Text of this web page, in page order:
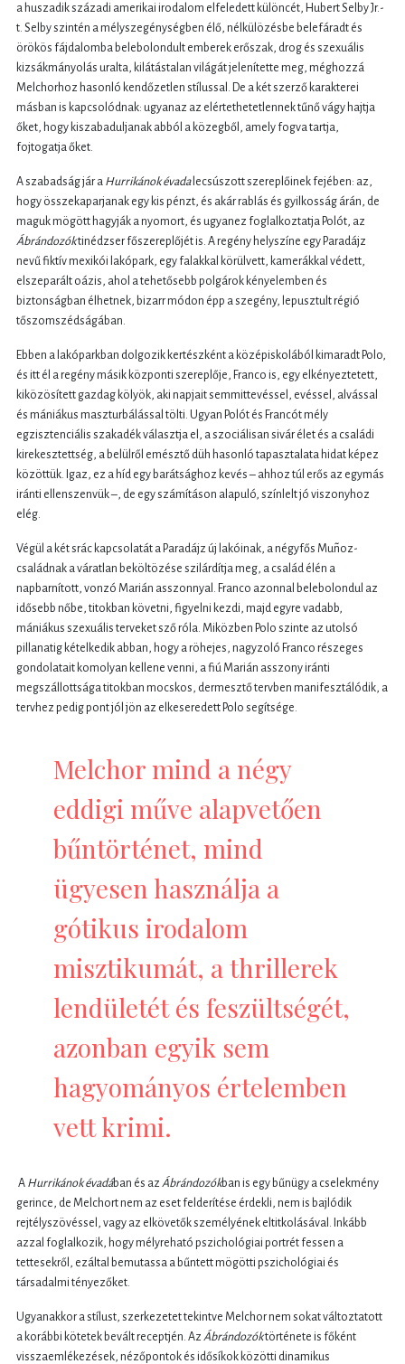
a huszadik századi amerikai irodalom elfeledett különcét, Hubert Selby Jr.-
t. Selby szintén a mélyszegénységben élő, nélkülözésbe belefáradt és
örökös fájdalomba belebolondult emberek erőszak, drog és szexuális
kizsákmányolás uralta, kilátástalan világát jelenítette meg, méghozzá
Melchorhoz hasonló kendőzetlen stílussal. De a két szerző karakterei
másban is kapcsolódnak: ugyanaz az elértethetetlennek tűnő vágy hajtja
őket, hogy kiszabaduljanak abból a közegből, amely fogva tartja,
fojtogatja őket.
A szabadság jár a Hurrikánok évadalecsúszott szereplőinek fejében: az,
hogy összekaparjanak egy kis pénzt, és akár rablás és gyilkosság árán, de
maguk mögött hagyják a nyomort, és ugyanez foglalkoztatja Polót, az
Ábrándozóktinédzser főszereplőjét is. A regény helyszíne egy Paradájz
nevű fiktív mexikói lakópark, egy falakkal körülvett, kamerákkal védett,
elszeparált oázis, ahol a tehetősebb polgárok kényelemben és
biztonságban élhetnek, bizarr módon épp a szegény, lepusztult régió
tőszomszédságában.
Ebben a lakóparkban dolgozik kertészként a középiskolából kimaradt Polo,
és itt él a regény másik központi szereplője, Franco is, egy elkényeztetett,
kiközösített gazdag kölyök, aki napjait semmittevéssel, evéssel, alvással
és mániákus maszturbálással tölti. Ugyan Polót és Francót mély
egzisztenciális szakadék választja el, a szociálisan sivár élet és a családi
kirekesztettség, a belülről emésztő düh hasonló tapasztalata hidat képez
közöttük. Igaz, ez a híd egy barátsághoz kevés – ahhoz túl erős az egymás
iránti ellenszenvük –, de egy számításon alapuló, színlelt jó viszonyhoz
elég.
Végül a két srác kapcsolatát a Paradájz új lakóinak, a négyfős Muñoz-
családnak a váratlan beköltözése szilárdítja meg, a család élén a
napbarnított, vonzó Marián asszonnyal. Franco azonnal belebolondul az
idősebb nőbe, titokban követni, figyelni kezdi, majd egyre vadabb,
mániákus szexuális terveket sző róla. Miközben Polo szinte az utolsó
pillanatig kételkedik abban, hogy a röhejes, nagyzoló Franco részeges
gondolatait komolyan kellene venni, a fiú Marián asszony iránti
megszállottsága titokban mocskos, dermesztő tervben manifesztálódik, a
tervhez pedig pont jól jön az elkeseredett Polo segítsége.
Melchor mind a négy
eddigi műve alapvetően
bűntörténet, mind
ügyesen használja a
gótikus irodalom
misztikumát, a thrillerek
lendületét és feszültségét,
azonban egyik sem
hagyományos értelemben
vett krimi.
A Hurrikánok évadában és az Ábrándozókban is egy bűnügy a cselekmény
gerince, de Melchort nem az eset felderítése érdekli, nem is bajlódik
rejtélyszövéssel, vagy az elkövetők személyének eltitkolásával. Inkább
azzal foglalkozik, hogy mélyreható pszichológiai portrét fessen a
tettesekről, ezáltal bemutassa a bűntett mögötti pszichológiai és
társadalmi tényezőket.
Ugyanakkor a stílust, szerkezetet tekintve Melchor nem sokat változtatott
a korábbi kötetek bevált receptjén. Az Ábrándozóktörténete is főként
visszaemlékezések, nézőpontok és idősíkok közötti dinamikus